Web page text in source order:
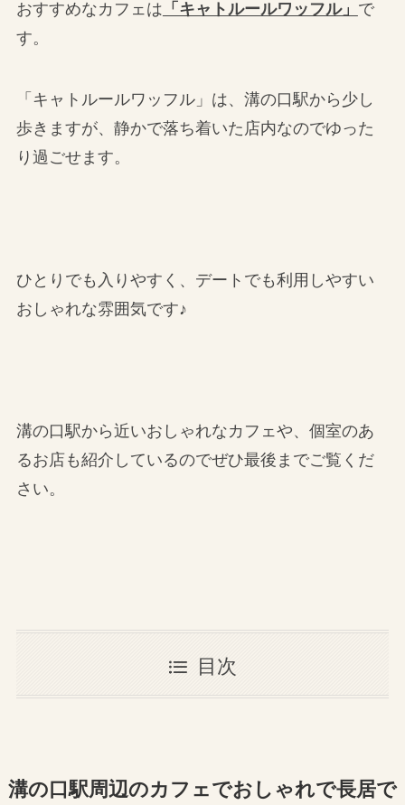
おすすめなカフェは 「キャトルールワッフル」 で
す。
「キャトルールワッフル」は、溝の口駅から少し
歩きますが、静かで落ち着いた店内なのでゆった
り過ごせます。
ひとりでも入りやすく、デートでも利用しやすい
おしゃれな雰囲気です♪
溝の口駅から近いおしゃれなカフェや、個室のあ
るお店も紹介しているのでぜひ最後までご覧くだ
さい。
目次
溝の口駅周辺のカフェでおしゃれで長居で